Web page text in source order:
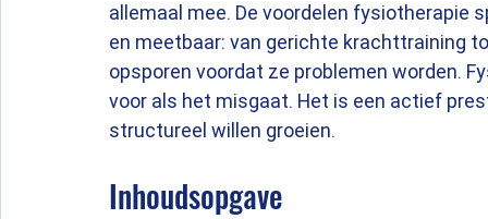
allemaal mee. De voordelen
en meetbaar: van gerichte krachttraining
opsporen voordat ze problemen worden.
voor als het misgaat. Het is een actief
structureel willen groeien.
Inhoudsopgave